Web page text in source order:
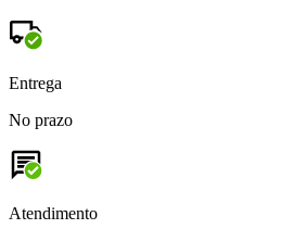
Entrega
No prazo
Atendimento